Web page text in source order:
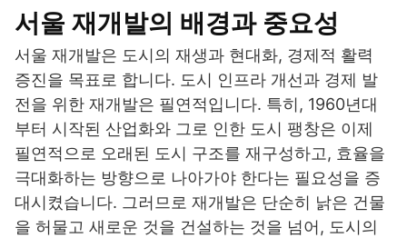
서울 재개발의 배경과 중요성
서울 재개발은 도시의 재생과 현대화, 경제적 활력
증진을 목표로 합니다. 도시 인프라 개선과 경제 발
전을 위한 재개발은 필연적입니다. 특히, 1960년대
부터 시작된 산업화와 그로 인한 도시 팽창은 이제
필연적으로 오래된 도시 구조를 재구성하고, 효율을
극대화하는 방향으로 나아가야 한다는 필요성을 증
대시켰습니다. 그러므로 재개발은 단순히 낡은 건물
을 허물고 새로운 것을 건설하는 것을 넘어, 도시의